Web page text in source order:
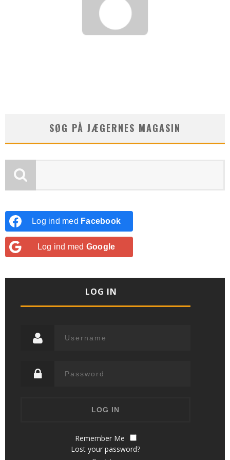
SØG PÅ JÆGERNES MAGASIN
Log ind med Facebook
Log ind med Google
LOG IN
Remember Me
Lost your password?